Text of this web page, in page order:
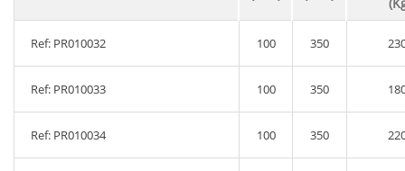
Ref: PR010032 100 350
Ref: PR010033 100 350
Ref: PR010034 100 350